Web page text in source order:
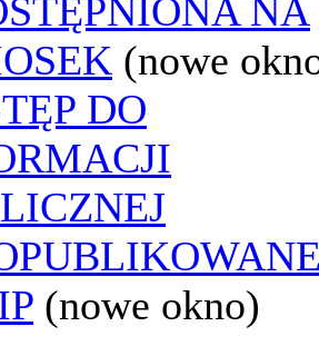
NA
(nowe
DO
(nowe okno)